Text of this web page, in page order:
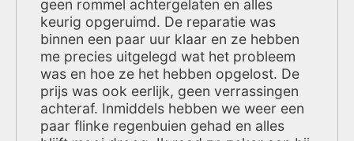
geen rommel achtergelaten en alles
keurig opgeruimd. De reparatie was
binnen een paar uur klaar en ze hebben
me precies uitgelegd wat het probleem
was en hoe ze het hebben opgelost. De
prijs was ook eerlijk, geen verrassingen
achteraf. Inmiddels hebben we weer een
paar flinke regenbuien gehad en alles